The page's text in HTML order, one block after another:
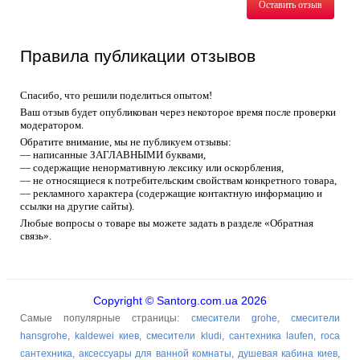
Оставить отзыв
Правила публикации отзывов
Спасибо, что решили поделиться опытом!
Ваш отзыв будет опубликован через некоторое время после проверки
модератором.
Обратите внимание, мы не публикуем отзывы:
— написанные ЗАГЛАВНЫМИ буквами,
— содержащие ненормативную лексику или оскорбления,
— не относящиеся к потребительским свойствам конкретного товара,
— рекламного характера (содержащие контактную информацию и
ссылки на другие сайты).
Любые вопросы о товаре вы можете задать в разделе «Обратная
связь».
Copyright © Santorg.com.ua 2026
Самые популярные страницы: смесители grohe,смесители
hansgrohe, kaldewei киев,смесители kludi, сантехника laufen,roca
сантехника, аксессуары для ванной комнаты, душевая кабина киев,